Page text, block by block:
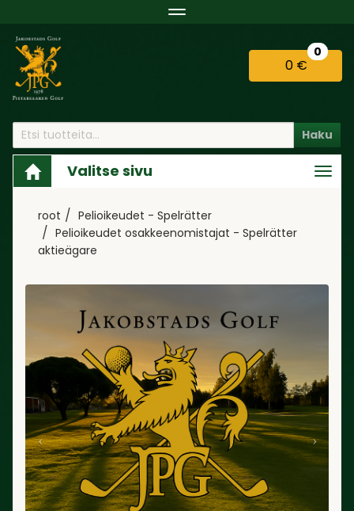
Navigaatio
0 €
0
Haku
Valitse sivu
root
Pelioikeudet - Spelrätter
Pelioikeudet osakkeenomistajat - Spelrätter
aktieägare